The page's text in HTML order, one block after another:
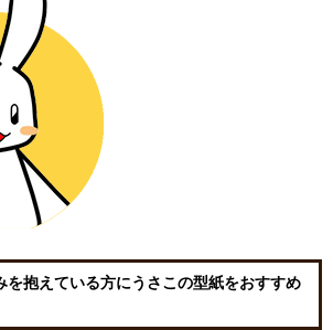
を抱えている方にうさこの型紙をおすすめ